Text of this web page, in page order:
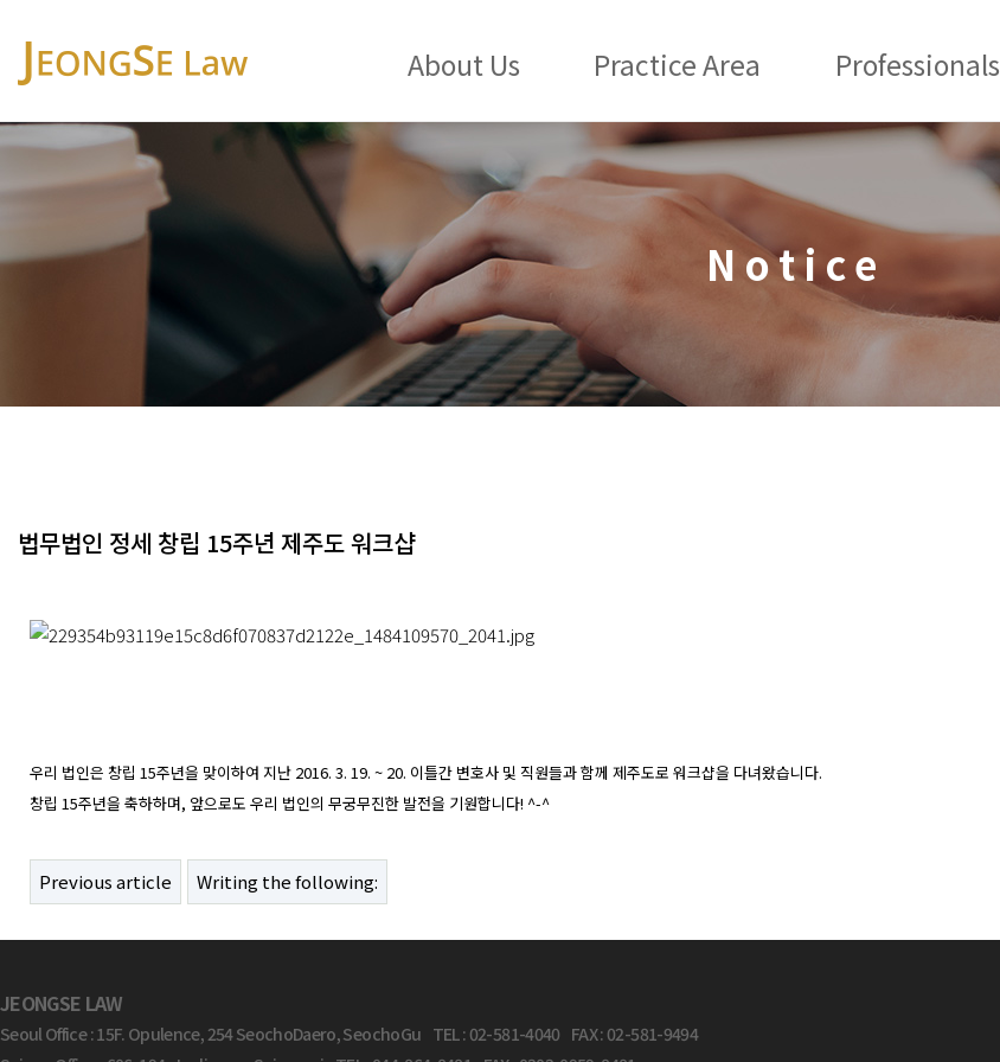
About Us Practice Area Professionals
Notice
법무법인 정세 창립 15주년 제주도 워크샵
우리 법인은 창립 15주년을 맞이하여 지난 2016. 3. 19. ~ 20. 이틀간 변호사 및 직원들과 함께 제주도로 워크샵을 다녀왔습니다.
창립 15주년을 축하하며, 앞으로도 우리 법인의 무궁무진한 발전을 기원합니다! ^-^
Previous article Writing the following:
JEONGSE LAW
Seoul Office : 15F. Opulence, 254 SeochoDaero, SeochoGu TEL : 02-581-4040 FAX : 02-581-9494